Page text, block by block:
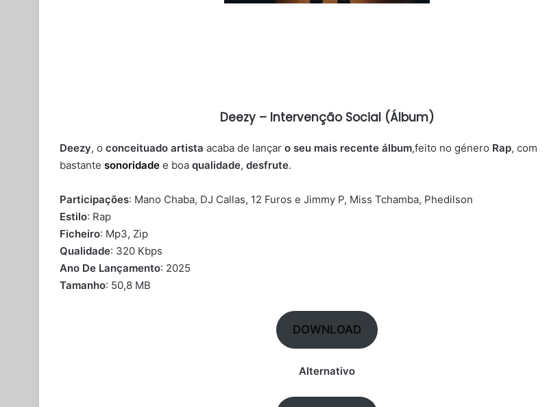
Deezy – Intervenção Social (Álbum)
Deezy, o conceituado artista acaba de lançar o seu mais recente álbum,feito no género Rap, com
bastante sonoridade e boa qualidade, desfrute.
Participações: Mano Chaba, DJ Callas, 12 Furos e Jimmy P, Miss Tchamba, Phedilson
Estilo: Rap
Ficheiro: Mp3, Zip
Qualidade: 320 Kbps
Ano De Lançamento: 2025
Tamanho: 50,8 MB
DOWNLOAD
Alternativo